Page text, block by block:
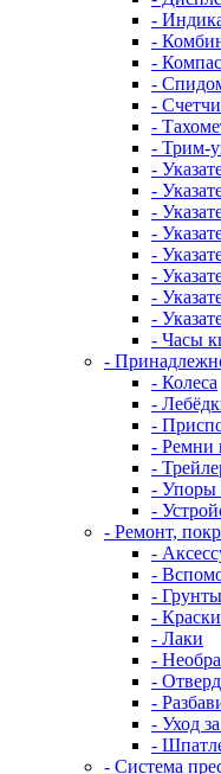
-
-
-
-
-
-
- Трим-
-
-
-
-
-
-
-
-
- Часы
-
- Колеса
-
-
- Ремни
-
- Упоры
-
- Ремонт,
-
-
- Грунты
- Краски
- Лаки
-
-
-
- Уход
-
- Система